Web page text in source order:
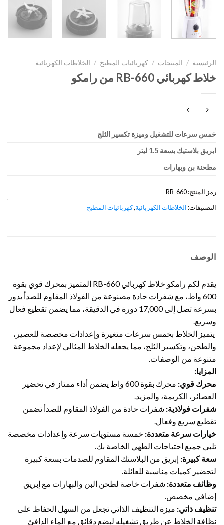
الرئيسية / المنتجات / كهربائيات المطبخ / الخلاطات الكهربائية
خلاط كهربائي RB-660 من رامكو
خمس سرعات للتشغيل وميزة تكسير الثلج
ابريق بلاستيك بسعة 1.5 ليتر
مطحنة بن وبهارات
رمز المنتج:RB-660
التصنيفات: الخلاطات الكهربائية,كهربائيات المطبخ
الوصف
يقدم لكم رامكو خلاط كهربائي RB-660 المتميز بمحرك قوي بقوة
600 واط، مع شفرات حادة مصنوعة من الفولاذ المقاوم للصدأ يدور
بسرعة تصل إلى 17,000 دورة في الدقيقة، مما يضمن تقطيع فعال
وسريع.
يتميز الخلاط بخمس سرعات متغيرة وإعدادات مخصصة للعصير،
والطحن، وتكسير الثلج، مما يجعله الخلاط المثالي لإعداد مجموعة
متنوعة من الوصفات.
المزايا:
محرك قوي:
محرك بقوة 600 واط يضمن أداء ممتاز في تحضير
العصائر، الكريمة، والمزيد.
شفرات فولاذية: شفرات حادة من الفولاذ المقاوم للصدأ تضمن
تقطيع سريع وفعال.
خيارات سرعة متعددة: خمسة مستويات سرعة وإعدادات مخصصة
تلبي جميع احتياجات الطهي الخاصة بك.
سعة كبيرة: إبريق من البلاستك المقاوم للصدمات بسعة كبيرة
لتحضير كميات مناسبة للعائلة.
وظائف متعددة: شفرات خاصة لطحن البن والبهارات مع إبريق
إضافي مخصص.
تنظيف ذاتي: ميزة التنظيف الذاتي تجعل من السهل الحفاظ على
نظافة الخلاط عن طريق تشغيله لبضع دقائق مع الماء الدافئ